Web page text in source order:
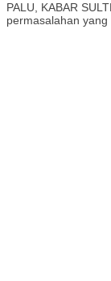
PALU, KABAR
permasalahan